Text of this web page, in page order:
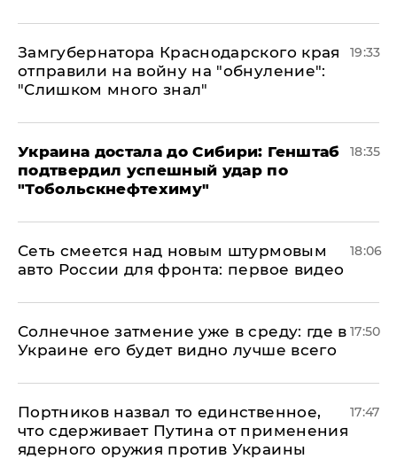
Замгубернатора Краснодарского края
отправили на войну на "обнуление":
"Слишком много знал"
19:33
Украина достала до Сибири: Генштаб
подтвердил успешный удар по
"Тобольскнефтехиму"
18:35
Сеть смеется над новым штурмовым
авто России для фронта: первое видео
18:06
​Солнечное затмение уже в среду: где в
Украине его будет видно лучше всего
17:50
Портников назвал то единственное,
что сдерживает Путина от применения
ядерного оружия против Украины
17:47